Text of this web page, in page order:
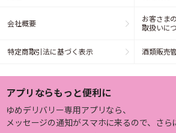
会社概要
お客さま
取扱いに
特定商取引法に基づく表示 酒類販売
アプリならもっと便利に
ゆめデリバリー専用アプリなら、
メッセージの通知がスマホに来るので、さら